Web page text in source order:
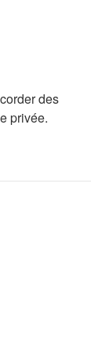
des
privée.